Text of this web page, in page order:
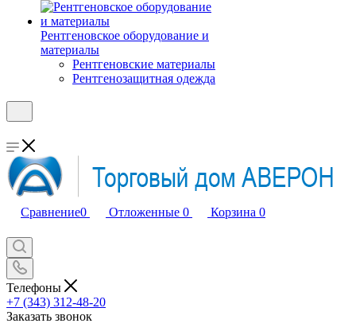
Рентгеновское оборудование и
материалы
Рентгеновские материалы
Рентгенозащитная одежда
Сравнение0 Отложенные 0 Корзина 0
Телефоны
+7 (343) 312-48-20
Заказать звонок